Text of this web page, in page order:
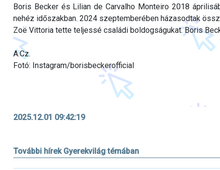
Boris Becker és Lilian de Carvalho Monteiro 2018
nehéz időszakban. 2024 szeptemberében házasodtak
Zoë Vittoria tette teljessé családi boldogságukat. Boris
A.Cz.
Fotó: Instagram/borisbeckerofficial
2025.12.01 09:42:19
További hírek Gyerekvilág témában